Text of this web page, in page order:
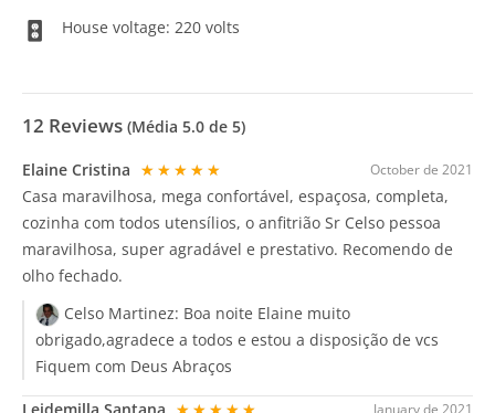
House voltage: 220 volts
12 Reviews (Média 5.0 de 5)
October de 2021
Elaine Cristina ★★★★★
Casa maravilhosa, mega confortável, espaçosa, completa,
cozinha com todos utensílios, o anfitrião Sr Celso pessoa
maravilhosa, super agradável e prestativo. Recomendo de
olho fechado.
Celso Martinez: Boa noite Elaine muito
obrigado,agradece a todos e estou a disposição de vcs
Fiquem com Deus Abraços
January de 2021